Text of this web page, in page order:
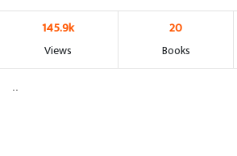
145.9k
Views
20
Books
..